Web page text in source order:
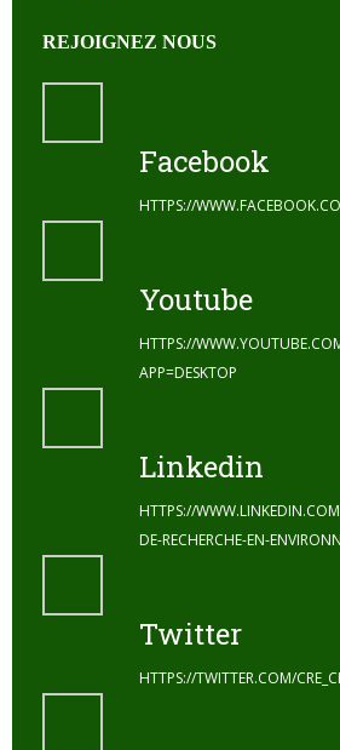
REJOIGNEZ NOUS
Facebook
HTTPS://
Youtube
HTTPS://
APP=DESKTOP
Linkedin
HTTPS://
DE-RECHERCHE-EN-
Twitter
HTTPS://TWITTER.COM/